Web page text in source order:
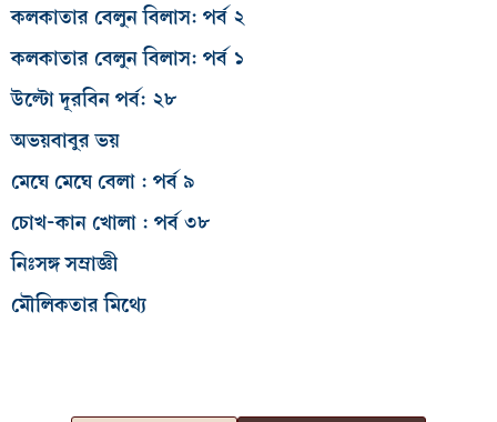
কলকাতার বেলুন বিলাস: পর্ব ২
কলকাতার বেলুন বিলাস: পর্ব ১
উল্টো দূরবিন পর্ব: ২৮
অভয়বাবুর ভয়
মেঘে মেঘে বেলা : পর্ব ৯
চোখ-কান খোলা : পর্ব ৩৮
নিঃসঙ্গ সম্রাজ্ঞী
মৌলিকতার মিথ্যে